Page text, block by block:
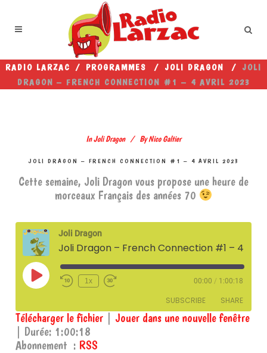
RADIO LARZAC / PROGRAMMES / JOLI DRAGON / JOLI
DRAGON – FRENCH CONNECTION #1 – 4 AVRIL 2023
InJoli Dragon By Nico Galtier
JOLI DRAGON – FRENCH CONNECTION #1 – 4 AVRIL 2023
Cette semaine, Joli Dragon vous propose une heure de
morceaux Français des années 70
Joli Dragon
Play
Episode
1x 00:00 / 1:00:18
SUBSCRIBE SHARE
RSS
SHARE
Télécharger le fichier
Jouer dans une nouvelle fenêtre
Durée: 1:00:18
Abonnement : RSS